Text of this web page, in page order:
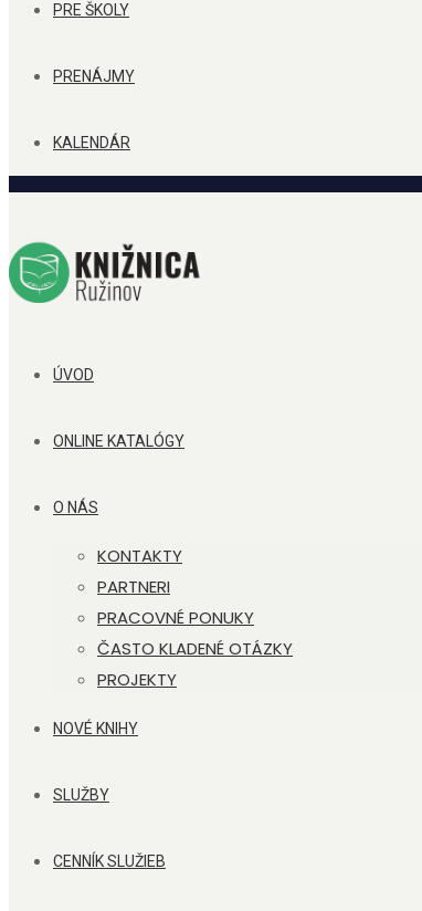
PRE ŠKOLY
PRENÁJMY
KALENDÁR
ÚVOD
ONLINE KATALÓGY
O NÁS
KONTAKTY
PARTNERI
PRACOVNÉ PONUKY
ČASTO KLADENÉ OTÁZKY
PROJEKTY
NOVÉ KNIHY
SLUŽBY
CENNÍK SLUŽIEB